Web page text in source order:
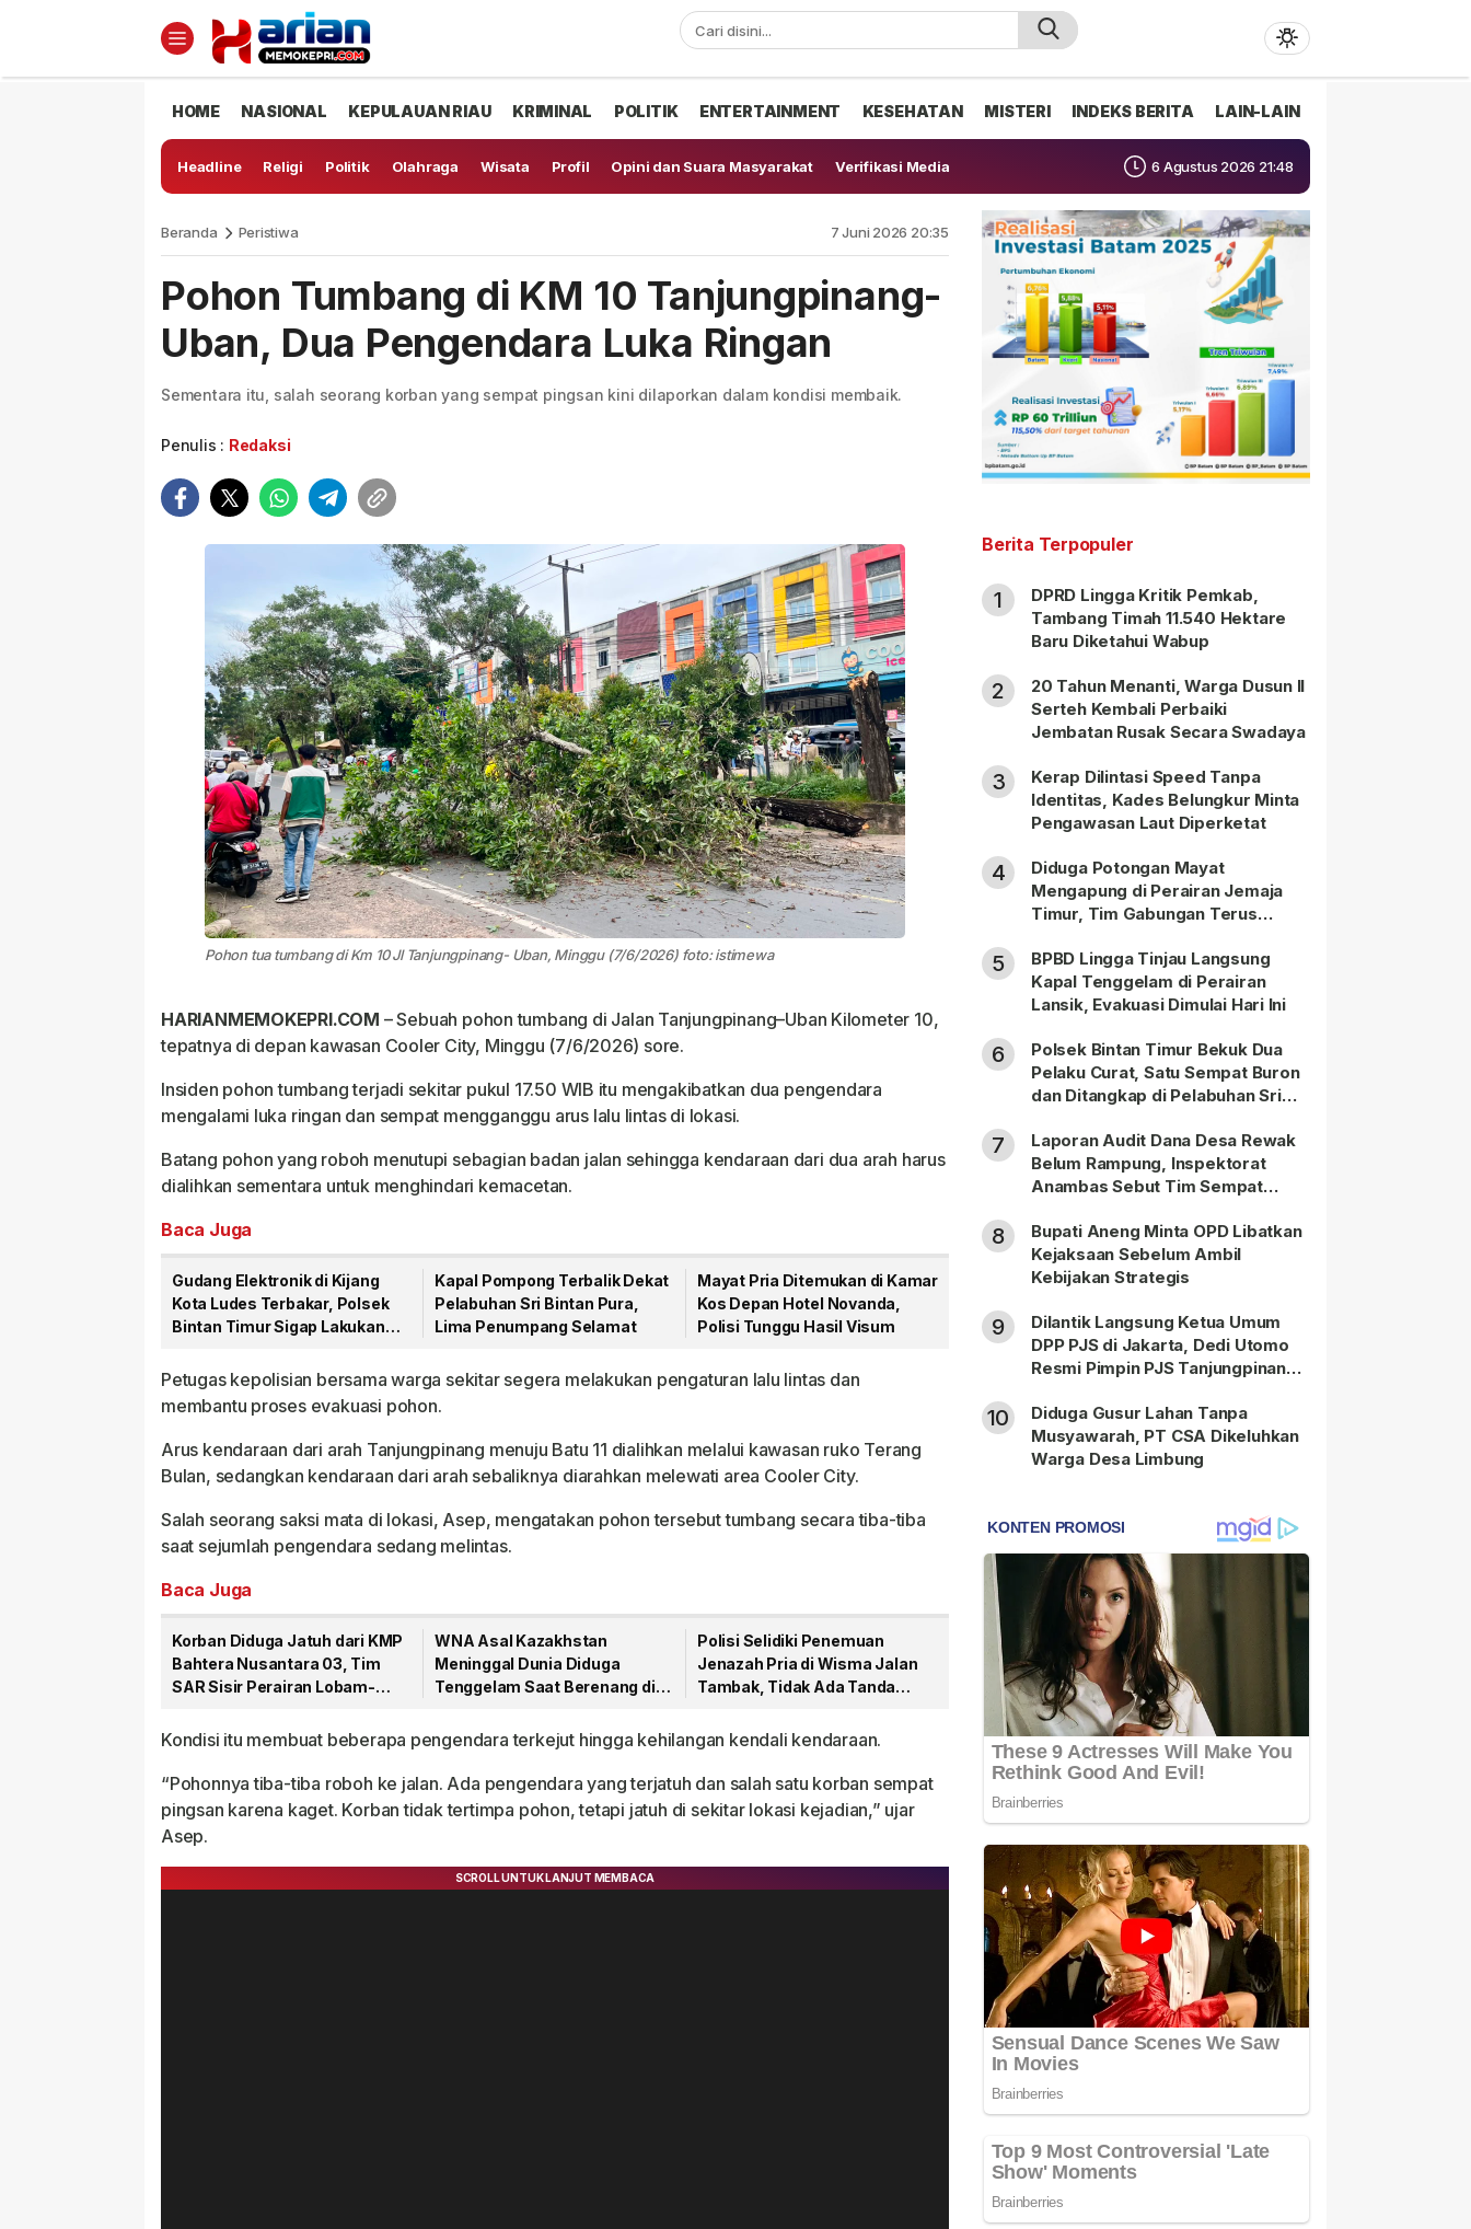
HOME NASIONAL KEPULAUAN RIAU KRIMINAL POLITIK ENTERTAINMENT KESEHATAN MISTERI INDEKS BERITA LAIN-LAIN
Headline Religi Politik Olahraga Wisata Profil Opini dan Suara Masyarakat Verifikasi Media 6 Agustus 2026 21:48
Beranda Peristiwa 7 Juni 2026 20:35
Pohon Tumbang di KM 10 Tanjungpinang-
Uban, Dua Pengendara Luka Ringan
Sementara itu, salah seorang korban yang sempat pingsan kini dilaporkan dalam kondisi membaik.
Penulis : Redaksi
Pohon tua tumbang di Km 10 Jl Tanjungpinang- Uban, Minggu (7/6/2026) foto: istimewa
HARIANMEMOKEPRI.COM – Sebuah pohon tumbang di Jalan Tanjungpinang–Uban Kilometer 10,
tepatnya di depan kawasan Cooler City, Minggu (7/6/2026) sore.
Insiden pohon tumbang terjadi sekitar pukul 17.50 WIB itu mengakibatkan dua pengendara
mengalami luka ringan dan sempat mengganggu arus lalu lintas di lokasi.
Batang pohon yang roboh menutupi sebagian badan jalan sehingga kendaraan dari dua arah harus
dialihkan sementara untuk menghindari kemacetan.
Baca Juga
Gudang Elektronik di Kijang
Kota Ludes Terbakar, Polsek
Bintan Timur Sigap Lakukan
Kapal Pompong Terbalik Dekat
Pelabuhan Sri Bintan Pura,
Lima Penumpang Selamat
Mayat Pria Ditemukan di Kamar
Kos Depan Hotel Novanda,
Polisi Tunggu Hasil Visum
Petugas kepolisian bersama warga sekitar segera melakukan pengaturan lalu lintas dan
membantu proses evakuasi pohon.
Arus kendaraan dari arah Tanjungpinang menuju Batu 11 dialihkan melalui kawasan ruko Terang
Bulan, sedangkan kendaraan dari arah sebaliknya diarahkan melewati area Cooler City.
Salah seorang saksi mata di lokasi, Asep, mengatakan pohon tersebut tumbang secara tiba-tiba
saat sejumlah pengendara sedang melintas.
Baca Juga
Korban Diduga Jatuh dari KMP
Bahtera Nusantara 03, Tim
SAR Sisir Perairan Lobam-
WNA Asal Kazakhstan
Meninggal Dunia Diduga
Tenggelam Saat Berenang di
Polisi Selidiki Penemuan
Jenazah Pria di Wisma Jalan
Tambak, Tidak Ada Tanda
Kondisi itu membuat beberapa pengendara terkejut hingga kehilangan kendali kendaraan.
“Pohonnya tiba-tiba roboh ke jalan. Ada pengendara yang terjatuh dan salah satu korban sempat
pingsan karena kaget. Korban tidak tertimpa pohon, tetapi jatuh di sekitar lokasi kejadian,” ujar
Asep.
Berita Terpopuler
1
DPRD Lingga Kritik Pemkab,
Tambang Timah 11.540 Hektare
Baru Diketahui Wabup
2
20 Tahun Menanti, Warga Dusun II
Serteh Kembali Perbaiki
Jembatan Rusak Secara Swadaya
3
Kerap Dilintasi Speed Tanpa
Identitas, Kades Belungkur Minta
Pengawasan Laut Diperketat
4
Diduga Potongan Mayat
Mengapung di Perairan Jemaja
Timur, Tim Gabungan Terus
5
BPBD Lingga Tinjau Langsung
Kapal Tenggelam di Perairan
Lansik, Evakuasi Dimulai Hari Ini
6
Polsek Bintan Timur Bekuk Dua
Pelaku Curat, Satu Sempat Buron
dan Ditangkap di Pelabuhan Sri
7
Laporan Audit Dana Desa Rewak
Belum Rampung, Inspektorat
Anambas Sebut Tim Sempat
8
Bupati Aneng Minta OPD Libatkan
Kejaksaan Sebelum Ambil
Kebijakan Strategis
9
Dilantik Langsung Ketua Umum
DPP PJS di Jakarta, Dedi Utomo
Resmi Pimpin PJS Tanjungpinang-
10
Diduga Gusur Lahan Tanpa
Musyawarah, PT CSA Dikeluhkan
Warga Desa Limbung